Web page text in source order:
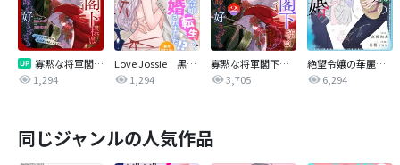
寡黙な将軍閣下様は魔力ゼロの嫁が好きすぎる～なぜか旦那様の心の声が聞こえます！？～［1話売り］
1,294
Love Jossie 黒歴史自作小説の追放令嬢に転生したら冷徹皇子に求婚されました！？
1,294
寡黙な将軍閣下様は魔力ゼロの嫁が好きすぎる～なぜか旦那様の心の声が聞こえます！？～
3,705
絶望令嬢の華麗なる離婚～幼馴染の大公閣下の溺愛が止まらないのです～
6,294
同じジャンルの人気作品